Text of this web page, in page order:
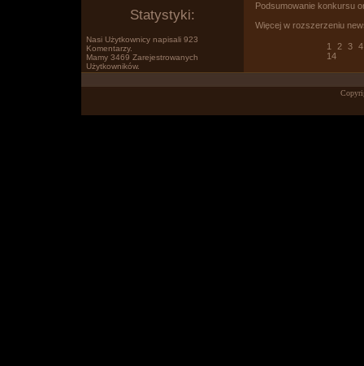
Statystyki:
Nasi Użytkownicy napisali 923
Komentarzy.
Mamy 3469 Zarejestrowanych
Użytkowników.
Podsumowanie konkursu
Więcej w rozszerzeniu
1 2 3 4
14